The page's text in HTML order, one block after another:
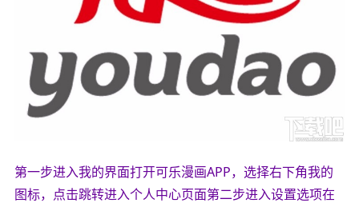
第一步进入我的界面打开可乐漫画APP，选择右下角我的
图标，点击跳转进入个人中心页面第二步进入设置选项在